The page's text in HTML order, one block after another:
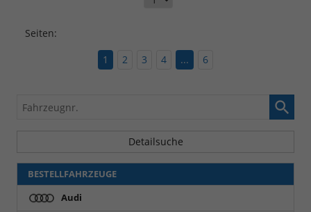
Seiten:
1
2 3 4 ... 6
Fahrzeugnr.
Detailsuche
BESTELLFAHRZEUGE
Audi